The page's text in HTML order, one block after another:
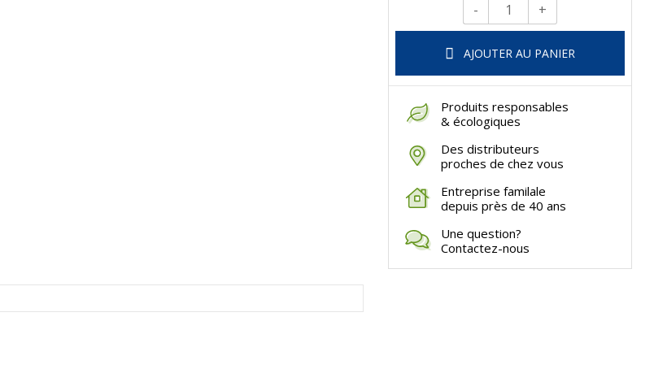
Qté.
- +
AJOUTER AU PANIER
Produits responsables
& écologiques
Des distributeurs
proches de chez vous
Entreprise familale
depuis près de 40 ans
Une question?
Contactez-nous